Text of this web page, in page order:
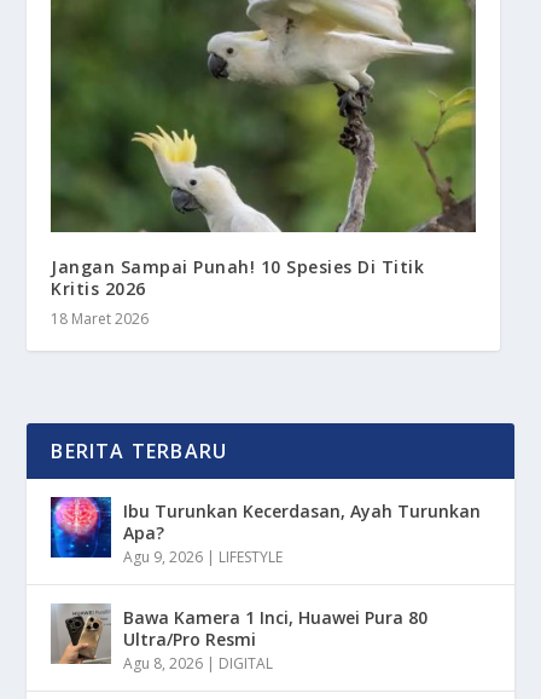
Jangan Sampai Punah! 10 Spesies Di Titik
Kritis 2026
18 Maret 2026
BERITA TERBARU
Ibu Turunkan Kecerdasan, Ayah Turunkan
Apa?
Agu 9, 2026 | LIFESTYLE
Bawa Kamera 1 Inci, Huawei Pura 80
Ultra/Pro Resmi
Agu 8, 2026 | DIGITAL